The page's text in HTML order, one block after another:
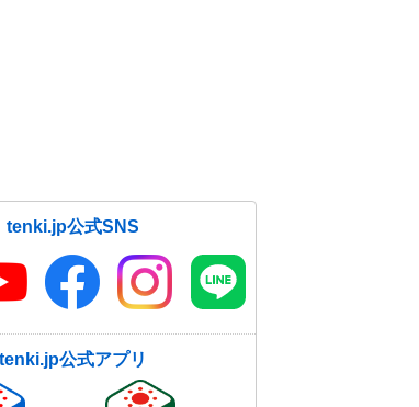
tenki.jp公式SNS
tenki.jp公式アプリ